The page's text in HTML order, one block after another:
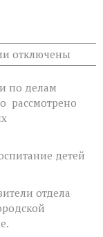
к
записи
Зверево
родители
привлечены
отключены
по делам
рассмотрено
детей
отдела